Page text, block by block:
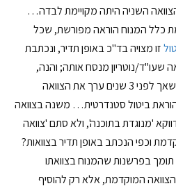
השניה היתה מקויימת לבדה…
כלל המנוח הוראה מפורשת, שכל
זו מצויה בד"כ באופן תדיר, ונכתבת
שעו"ד/נוטריון מנסח אותה; והנה,
בצוואה המאוחרת, אותו נוטריון, שאך לפני 3 שנים ערך את הצוואה
ביטול סטנדרטית… משנה בצוואה
'מנוגדת בתוכנה', ולא סתם 'צוואה
וכפי הנכתב באופן תדיר בצוואות?
תומך בפרשנות שהמנוח בצוואתו
המוקדמת, אלא רק להוסיף